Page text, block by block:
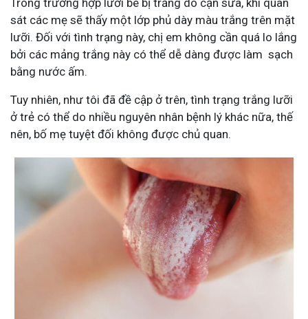
Trong trường hợp lưỡi bé bị trắng do cặn sữa, khi quan
sát các mẹ sẽ thấy một lớp phủ dày màu trắng trên mặt
lưỡi. Đối với tình trạng này, chị em không cần quá lo lắng
bởi các mảng trắng này có thể dễ dàng được làm sạch
bằng nước ấm.
Tuy nhiên, như tôi đã đề cập ở trên, tình trạng trắng lưỡi
ở trẻ có thể do nhiều nguyên nhân bệnh lý khác nữa, thế
nên, bố mẹ tuyệt đối không được chủ quan.